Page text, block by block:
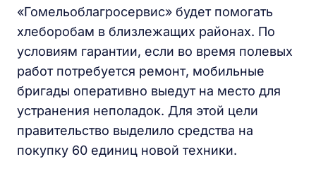
«Гомельоблагросервис» будет помогать
хлеборобам в близлежащих районах. По
условиям гарантии, если во время полевых
работ потребуется ремонт, мобильные
бригады оперативно выедут на место для
устранения неполадок. Для этой цели
правительство выделило средства на
покупку 60 единиц новой техники.